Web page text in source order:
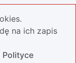
na ich zapis
Polityce